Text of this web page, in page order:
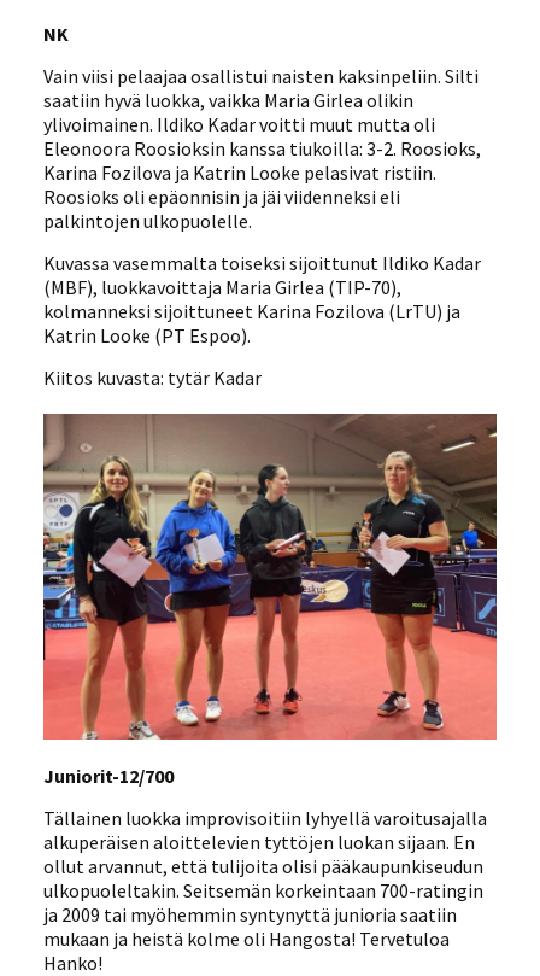
NK
Vain viisi pelaajaa osallistui naisten kaksinpeliin. Silti
saatiin hyvä luokka, vaikka Maria Girlea olikin
ylivoimainen. Ildiko Kadar voitti muut mutta oli
Eleonoora Roosioksin kanssa tiukoilla: 3-2. Roosioks,
Karina Fozilova ja Katrin Looke pelasivat ristiin.
Roosioks oli epäonnisin ja jäi viidenneksi eli
palkintojen ulkopuolelle.
Kuvassa vasemmalta toiseksi sijoittunut Ildiko Kadar
(MBF), luokkavoittaja Maria Girlea (TIP-70),
kolmanneksi sijoittuneet Karina Fozilova (LrTU) ja
Katrin Looke (PT Espoo).
Kiitos kuvasta: tytär Kadar
Juniorit-12/700
Tällainen luokka improvisoitiin lyhyellä varoitusajalla
alkuperäisen aloittelevien tyttöjen luokan sijaan. En
ollut arvannut, että tulijoita olisi pääkaupunkiseudun
ulkopuoleltakin. Seitsemän korkeintaan 700-ratingin
ja 2009 tai myöhemmin syntynyttä junioria saatiin
mukaan ja heistä kolme oli Hangosta! Tervetuloa
Hanko!